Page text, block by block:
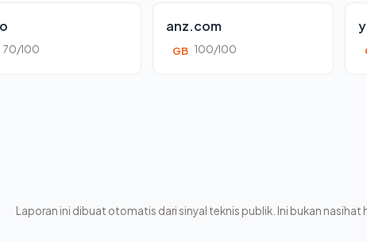
70/100
anz.com
GB 100/100
Laporan ini dibuat otomatis dari sinyal teknis publik. Ini bukan nasihat